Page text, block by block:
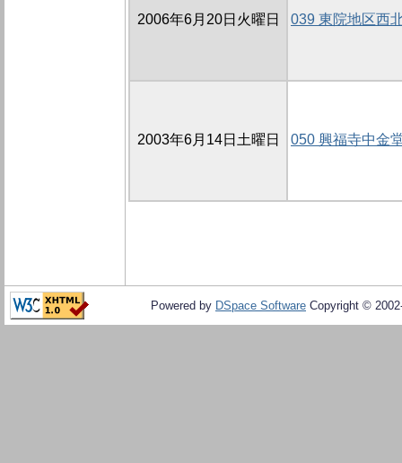
2006年6月20日火曜日 039 東院地区西
2003年6月14日土曜日 050 興福寺中金
Powered by DSpace Software Copyright ©